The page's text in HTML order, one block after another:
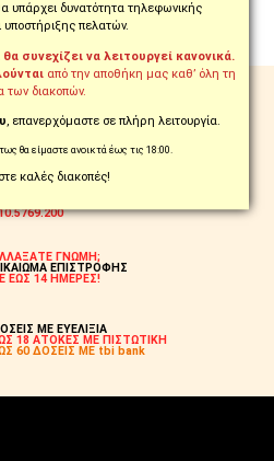
ΟΛΗ ΤΗΝ ΕΛΛΑΔΑ ΑΠΟ 99€
ΣΕ ΠΡΟΪΟΝΤΑ ΜΕ ΤΗΝ ΕΝΔΕΙΞΗ:
ΓΝΩΜΗ;
ΕΠΙΣΤΡΟΦΗΣ
ΕΩΣ 14 ΗΜΕΡΕΣ!
ΜΕ ΕΥΕΛΙΞΙΑ
18 ΑΤΟΚΕΣ ΜΕ ΠΙΣΤΩΤΙΚΗ
60 ΔΟΣΕΙΣ ΜΕ tbi bank
υπάρχει δυνατότητα τηλεφωνικής
υποστήριξης πελατών.
συνεχίζει να λειτουργεί κανονικά.
από την αποθήκη μας καθ’ όλη τη
των διακοπών.
, επανερχόμαστε σε πλήρη λειτουργία.
θα είμαστε ανοικτά έως τις 18:00.
καλές διακοπές!